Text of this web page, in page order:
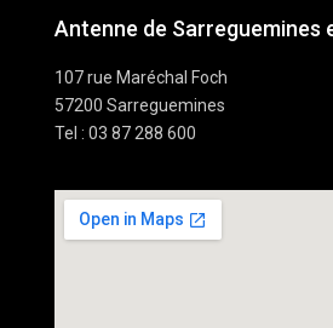
Antenne de Sarreguemines
107 rue Maréchal Foch
57200 Sarreguemines
Tel : 03 87 288 600